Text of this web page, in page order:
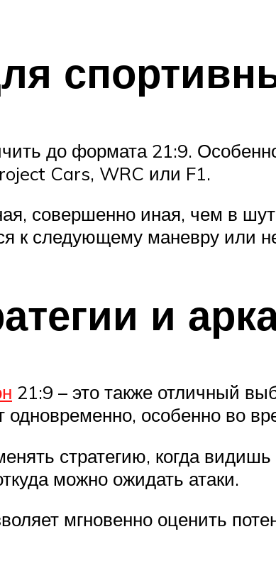
до формата 21:9.
Cars, WRC или F1.
совершенно иная, чем в
к следующему маневру или
и
21:9 – это также отличный
особенно во
стратегию, когда
можно ожидать атаки.
мгновенно оценить